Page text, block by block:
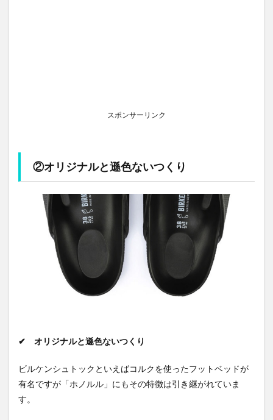
スポンサーリンク
②オリジナルと遜色ないつくり
✔ オリジナルと遜色ないつくり
ビルケンシュトックといえばコルクを使ったフットベッドが
有名ですが「ホノルル」にもその特徴は引き継がれていま
す。